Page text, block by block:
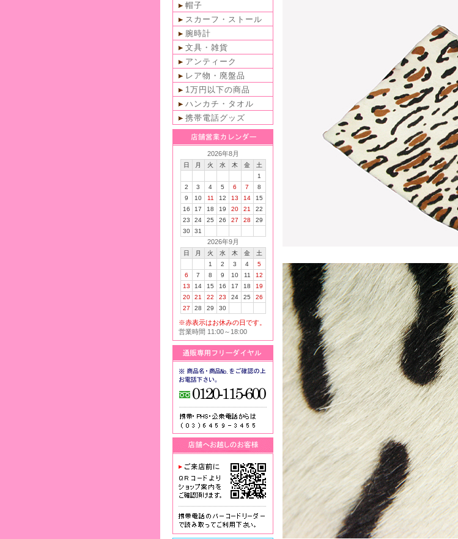
帽子
スカーフ・ストール
腕時計
文具・雑貨
アンティーク
レア物・廃盤品
1万円以下の商品
ハンカチ・タオル
携帯電話グッズ
2026年8月
日 月 火 水 木 金
土
1
2
3 4 5 6 7
8
9
10 11 12 13 14
15
16
17 18 19 20 21
22
23
24 25 26 27 28
29
30
31
2026年9月
日 月 火 水 木 金
土
1
2 3 4
5
6
7 8 9 10 11
12
13
14 15 16 17 18
19
20
21 22 23 24 25
26
27
28 29 30
※赤表示はお休みの日です。
営業時間 11:00～18:00